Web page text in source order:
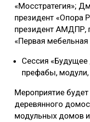
«Мосстратегия»;
президент «Опора
президент АМДПР,
«Первая
Сессия
префабы,
Мероприятие
деревянного
модульных домов